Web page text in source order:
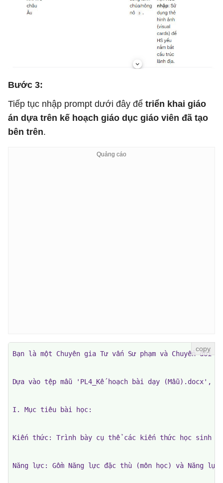
Bước 3:
Tiếp tục nhập prompt dưới đây để triển khai giáo
án dựa trên kế hoạch giáo dục giáo viên đã tạo
bên trên.
Bạn là một Chuyên gia Tư vấn Sư phạm và Chuyển
Dựa vào tệp mẫu 'PL4_Kế hoạch bài dạy
I. Mục tiêu bài học:
Kiến thức: Trình bày cụ thể các kiến thức học sinh
Năng lực: Gồm Năng lực đặc thù (môn học) và Năng